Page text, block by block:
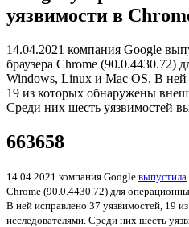
уязвимости в
14.04.2021 компания Google
браузера Chrome (90.0.4430.72)
Windows, Linux и Mac OS. В ней
19 из которых обнаружены
Среди них шесть уязвимостей
663658
14.04.2021 компания Google выпустила
Chrome (90.0.4430.72) для
В ней исправлено 37 уязвимостей, 19
исследователями. Среди них шесть